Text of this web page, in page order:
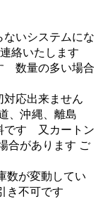
いシステムにな
絡いたします
数量の多い場合
対応出来ません
、沖縄、離島
です 又カートン
合があります ご
数が変動してい
き不可です